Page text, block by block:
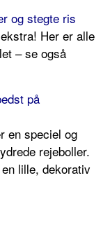
og stegte ris
Her er alle
– se også
på
en speciel og
rejeboller.
lille, dekorativ